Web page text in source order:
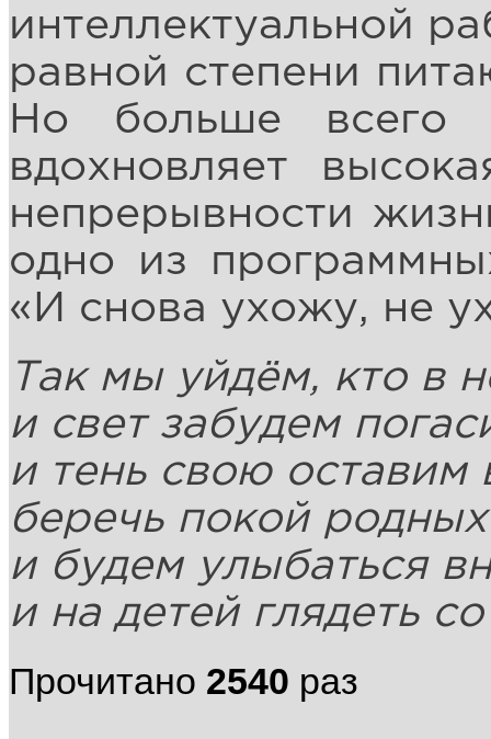
интеллектуальной
равной степени
Но больше всего
вдохновляет
непрерывности
одно из
«И снова ухожу, не
Так мы уйдём, кто в
и свет забудем
и тень свою оставим
беречь покой
и будем улыбаться
и на детей глядеть
Прочитано 2540 раз